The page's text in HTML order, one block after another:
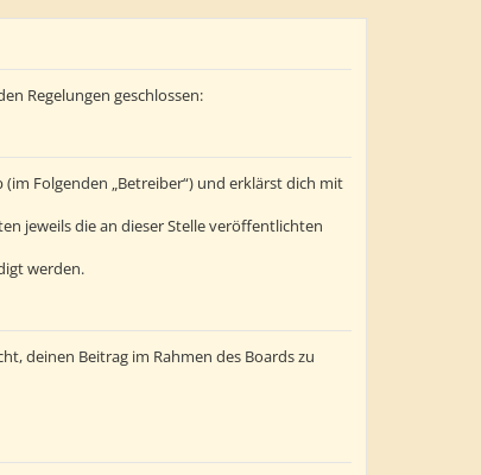
Regelungen geschlossen:
Folgenden „Betreiber“) und erklärst dich mit
jeweils die an dieser Stelle veröffentlichten
werden.
deinen Beitrag im Rahmen des Boards zu